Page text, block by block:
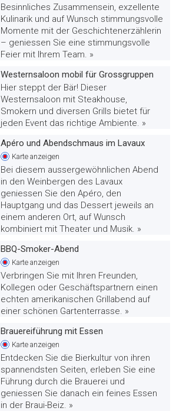
Besinnliches Zusammensein, exzellente
Kulinarik und auf Wunsch stimmungsvolle
Momente mit der Geschichtenerzählerin
– geniessen Sie eine stimmungsvolle
Feier mit Ihrem Team. »
Westernsaloon mobil für Grossgruppen
Hier steppt der Bär! Dieser
Westernsaloon mit Steakhouse,
Smokern und diversen Grills bietet für
jeden Event das richtige Ambiente. »
Apéro und Abendschmaus im Lavaux
Karte anzeigen
Bei diesem aussergewöhnlichen Abend
in den Weinbergen des Lavaux
geniessen Sie den Apéro, den
Hauptgang und das Dessert jeweils an
einem anderen Ort, auf Wunsch
kombiniert mit Theater und Musik. »
BBQ-Smoker-Abend
Karte anzeigen
Verbringen Sie mit Ihren Freunden,
Kollegen oder Geschäftspartnern einen
echten amerikanischen Grillabend auf
einer schönen Gartenterrasse. »
Brauereiführung mit Essen
Karte anzeigen
Entdecken Sie die Bierkultur von ihren
spannendsten Seiten, erleben Sie eine
Führung durch die Brauerei und
geniessen Sie danach ein feines Essen
in der Braui-Beiz. »